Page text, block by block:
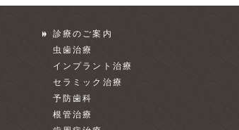
診療のご案内
虫歯治療
インプラント治療
セラミック治療
予防歯科
根管治療